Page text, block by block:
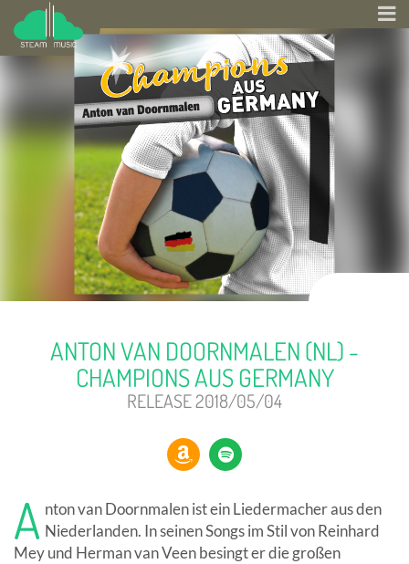
ANTON VAN DOORNMALEN (NL) -
CHAMPIONS AUS GERMANY
RELEASE 2018/05/04
A nton van Doornmalen ist ein Liedermacher aus den
Niederlanden. In seinen Songs im Stil von Reinhard
Mey und Herman van Veen besingt er die großen